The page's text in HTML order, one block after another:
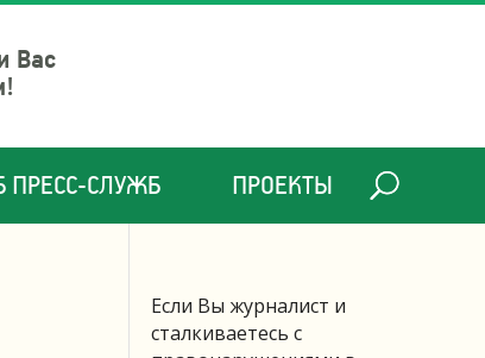
Вас
ПРЕСС-СЛУЖБ ПРОЕКТЫ
Если Вы журналист и
сталкиваетесь с